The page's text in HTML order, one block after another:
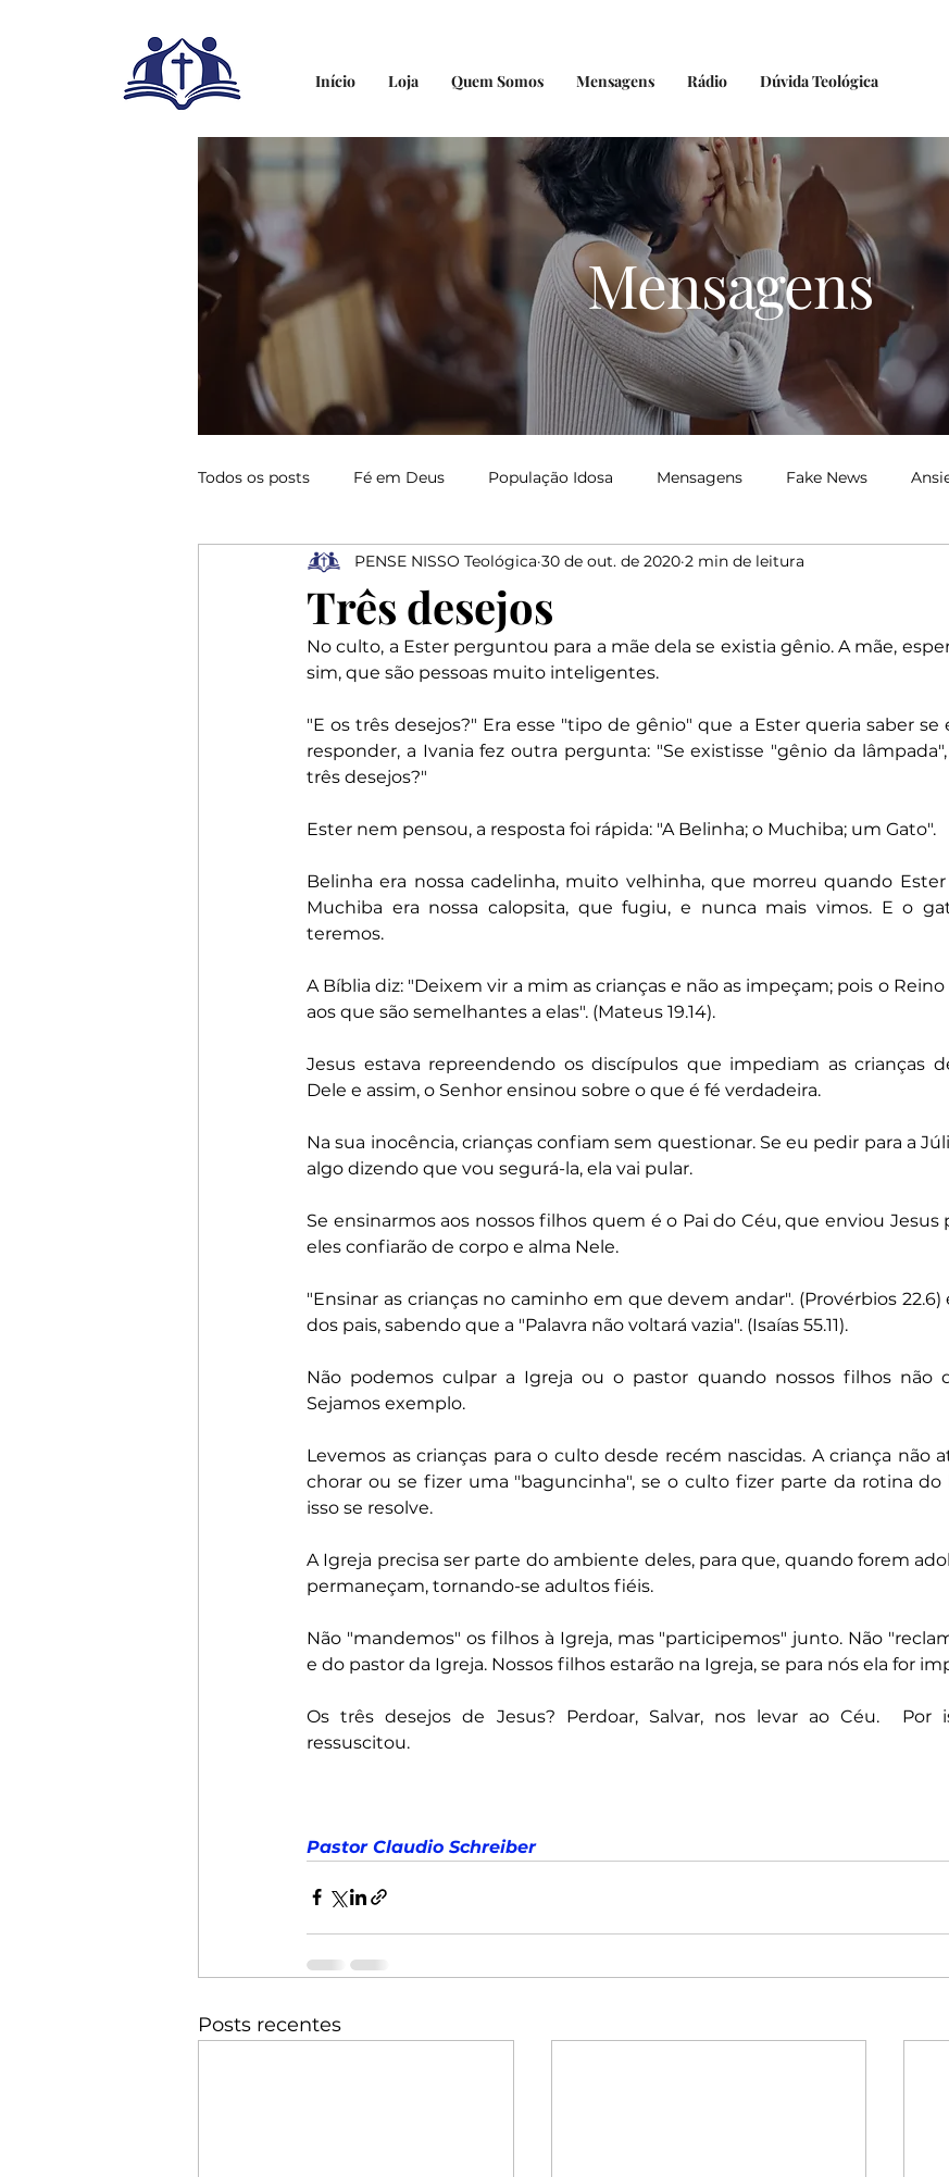
Início Loja Quem Somos Mensagens Rádio Dúvida Teológica
Mensagens
Todos os posts Fé em Deus População Idosa Mensagens Fake News
Ressurreição Depressão Elias Medo Bondade Salmista
Profissionais Elogios Elogiar Dizer Salomão Proverbios Davi
Três desejos
PENSE NISSO Teológica 30 de out. de 2020 2 min de leitura
No culto, a Ester perguntou para a mãe dela se existia gênio. A mãe,
sim, que são pessoas muito inteligentes.
"E os três desejos?" Era esse "tipo de gênio" que a Ester queria saber se
responder, a Ivania fez outra pergunta: "Se existisse "gênio da
três desejos?"
Ester nem pensou, a resposta foi rápida: "A Belinha; o Muchiba; um Gato".
Belinha era nossa cadelinha, muito velhinha, que morreu quando
Muchiba era nossa calopsita, que fugiu, e nunca mais vimos. E o
teremos.
A Bíblia diz: "Deixem vir a mim as crianças e não as impeçam; pois o
aos que são semelhantes a elas". (Mateus 19.14).
Jesus estava repreendendo os discípulos que impediam as crianças
Dele e assim, o Senhor ensinou sobre o que é fé verdadeira.
Na sua inocência, crianças confiam sem questionar. Se eu pedir para a
algo dizendo que vou segurá-la, ela vai pular.
Se ensinarmos aos nossos filhos quem é o Pai do Céu, que enviou Jesus
eles confiarão de corpo e alma Nele.
"Ensinar as crianças no caminho em que devem andar". (Provérbios
dos pais, sabendo que a "Palavra não voltará vazia". (Isaías 55.11).
Não podemos culpar a Igreja ou o pastor quando nossos filhos não
Sejamos exemplo.
Levemos as crianças para o culto desde recém nascidas. A criança não
chorar ou se fizer uma "baguncinha", se o culto fizer parte da rotina do
isso se resolve.
A Igreja precisa ser parte do ambiente deles, para que, quando forem
permaneçam, tornando-se adultos fiéis.
Não "mandemos" os filhos à Igreja, mas "participemos" junto. Não
e do pastor da Igreja. Nossos filhos estarão na Igreja, se para nós ela for
Os três desejos de Jesus? Perdoar, Salvar, nos levar ao Céu.  Por
ressuscitou.
Pastor Claudio Schreiber
Posts recentes